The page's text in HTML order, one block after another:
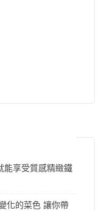
能享受質感精緻鐵
化的菜色 讓你帶